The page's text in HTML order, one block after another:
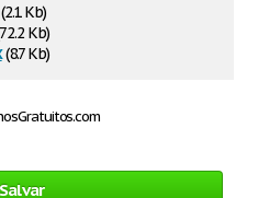
Kb)
Kb)
(8.7 Kb)
Salvar